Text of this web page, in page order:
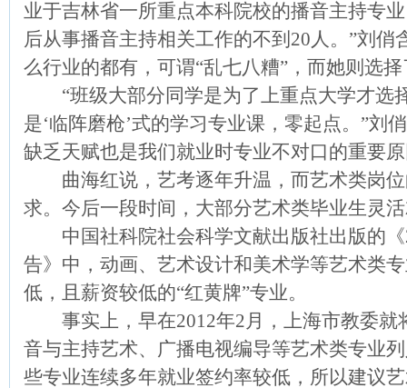
业于吉林省一所重点本科院校的播音主持专
后从事播音主持相关工作的不到20人。”刘俏
么行业的都有，可谓“乱七八糟”，而她则选
“班级大部分同学是为了上重点大学才选
是‘临阵磨枪’式的学习专业课，零起点。”刘
缺乏天赋也是我们就业时专业不对口的重要
曲海红说，艺考逐年升温，而艺术类岗位
求。今后一段时间，大部分艺术类毕业生灵
中国社科院社会科学文献出版社出版的《
告》中，动画、艺术设计和美术学等艺术类
低，且薪资较低的“红黄牌”专业。
事实上，早在2012年2月，上海市教委就
音与主持艺术、广播电视编导等艺术类专业
些专业连续多年就业签约率较低，所以建议